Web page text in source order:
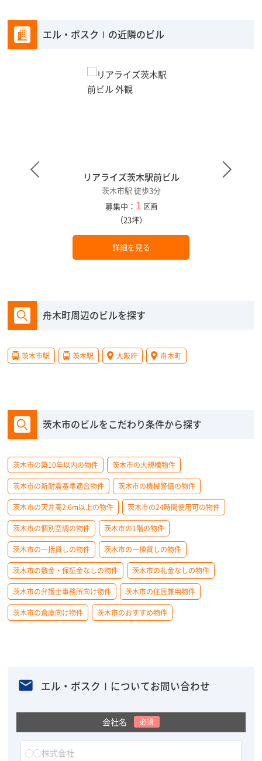
エル・ボスクⅠの近隣のビル
リアライズ茨木駅前ビル
茨木市駅 徒歩3分
募集中： 1 区画
（23坪）
詳細を見る
舟木町周辺のビルを探す
茨木市駅 茨木駅 大阪府 舟木町
茨木市のビルをこだわり条件から探す
茨木市の築10年以内の物件 茨木市の大規模物件
茨木市の新耐震基準適合物件 茨木市の機械警備の物件
茨木市の天井高2.6m以上の物件 茨木市の24時間使用可の物件
茨木市の個別空調の物件 茨木市の1階の物件
茨木市の一括貸しの物件 茨木市の一棟貸しの物件
茨木市の敷金・保証金なしの物件 茨木市の礼金なしの物件
茨木市の弁護士事務所向け物件 茨木市の住居兼用物件
茨木市の倉庫向け物件 茨木市のおすすめ物件
エル・ボスクⅠについてお問い合わせ
会社名 必須